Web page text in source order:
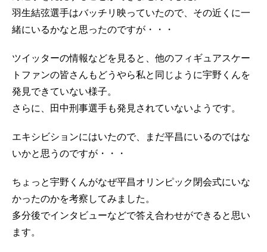
羽生結弦選手はバッチリ映っていたので、その近くに一
緒にいるかなと思ったのですが・・・
ツイッターの情報などを見ると、他のフィギュアスケー
トファンの皆さんもどうやら私と同じように宇野くんを
発見できていない様子。
さらに、田中刑事選手も発見されていないようです。
エキシビションにはいたので、まだ平昌にいるのではな
いかと思うのですが・・・
ちょっと宇野くんがなぜ平昌オリンピック閉会式にいな
かったのかを考察してみました。
多分後でインタビューなどで答え合わせができると思い
ます。